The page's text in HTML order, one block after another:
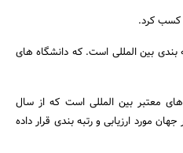
کسب کرد.
بندی بین المللی است. که دانشگاه های
های معتبر بین المللی است که از سال
جهان مورد ارزیابی و رتبه بندی قرار داده